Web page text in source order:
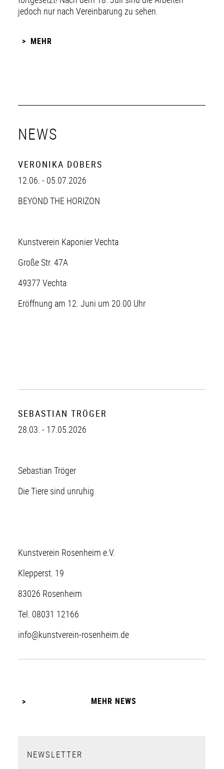
jedoch nur nach Vereinbarung zu sehen.
MEHR
NEWS
VERONIKA DOBERS
12.06. - 05.07.2026
BEYOND THE HORIZON
Kunstverein Kaponier Vechta
Große Str. 47A
49377 Vechta
Eröffnung am 12. Juni um 20.00 Uhr
SEBASTIAN TRÖGER
28.03. - 17.05.2026
Sebastian Tröger
Die Tiere sind unruhig
Kunstverein Rosenheim e.V.
Klepperst. 19
83026 Rosenheim
Tel. 08031 12166
info@kunstverein-rosenheim.de
MEHR NEWS
NEWSLETTER